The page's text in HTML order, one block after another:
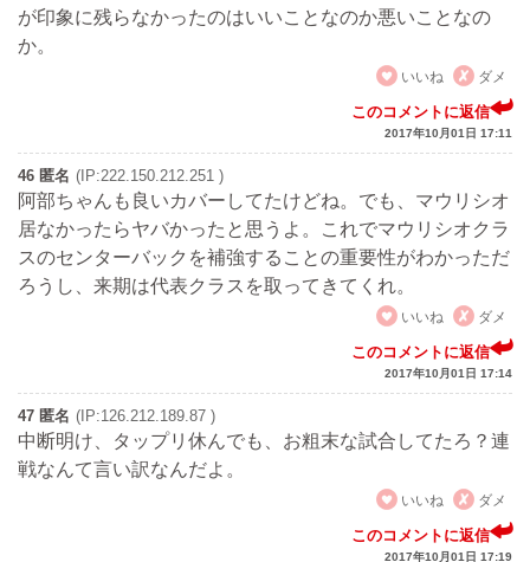
が印象に残らなかったのはいいことなのか悪いことなの
か。
いいね
ダメ
このコメントに返信
2017年10月01日 17:11
46 匿名 (IP:222.150.212.251 )
阿部ちゃんも良いカバーしてたけどね。でも、マウリシオ
居なかったらヤバかったと思うよ。これでマウリシオクラ
スのセンターバックを補強することの重要性がわかっただ
ろうし、来期は代表クラスを取ってきてくれ。
いいね
ダメ
このコメントに返信
2017年10月01日 17:14
47 匿名 (IP:126.212.189.87 )
中断明け、タップリ休んでも、お粗末な試合してたろ？連
戦なんて言い訳なんだよ。
いいね
ダメ
このコメントに返信
2017年10月01日 17:19